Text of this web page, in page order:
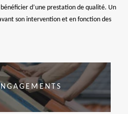
d’une prestation de qualité. Un
son intervention et en fonction des